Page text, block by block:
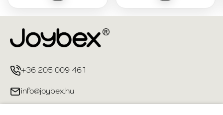
+36 205 009 461
info@joybex.hu